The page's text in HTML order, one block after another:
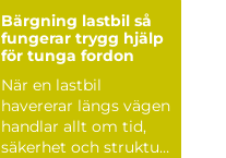
Bärgning lastbil så
fungerar trygg hjälp
för tunga fordon
När en lastbil
havererar längs vägen
handlar allt om tid,
säkerhet och struktur.